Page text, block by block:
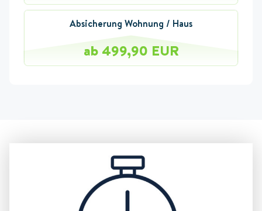
Absicherung Wohnung / Haus
ab 499,90 EUR